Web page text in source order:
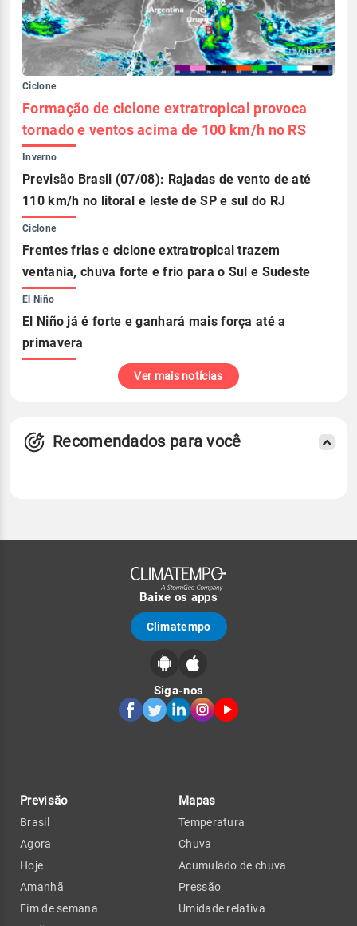
Ciclone
Formação de ciclone extratropical provoca
tornado e ventos acima de 100 km/h no RS
Inverno
Previsão Brasil (07/08): Rajadas de vento de até
110 km/h no litoral e leste de SP e sul do RJ
Ciclone
Frentes frias e ciclone extratropical trazem
ventania, chuva forte e frio para o Sul e Sudeste
El Niño
El Niño já é forte e ganhará mais força até a
primavera
Ver mais notícias
Recomendados para você
Baixe os apps
Climatempo
Siga-nos
Previsão
Brasil
Agora
Hoje
Amanhã
Fim de semana
Mapas
Temperatura
Chuva
Acumulado de chuva
Pressão
Umidade relativa